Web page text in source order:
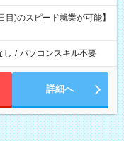
)のスピード就業が可能】
し / パソコンスキル不要
詳細へ